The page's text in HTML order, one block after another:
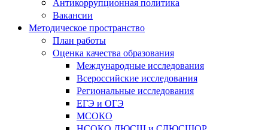
Вакансии
Методическое пространство
План работы
Оценка качества образования
Международные исследования
Всероссийские исследования
Региональные исследования
ЕГЭ и ОГЭ
МСОКО